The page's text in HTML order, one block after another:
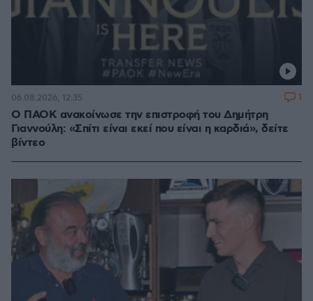
Ο ΠΑΟΚ ανακοίνωσε την επιστροφή του Δημήτρη
Γιαννούλη: «Σπίτι είναι εκεί που είναι η καρδιά», δείτε
βίντεο
06.08.2026, 12:35 1